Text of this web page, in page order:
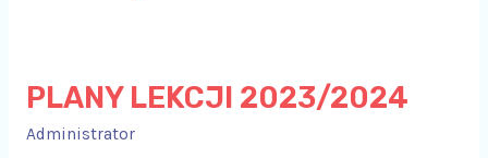
PLANY LEKCJI 2023/2024
Administrator
PLANY
2023/2024